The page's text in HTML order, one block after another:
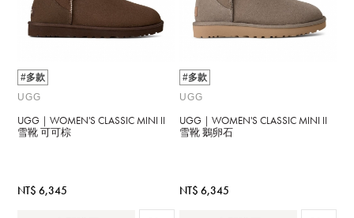
#多款
UGG
UGG｜WOMEN'S CLASSIC MINI II
雪靴 可可棕
NT$ 6,345
#多款
UGG
UGG｜WOMEN'S CLASSIC MINI II
雪靴 鵝卵石
NT$ 6,345